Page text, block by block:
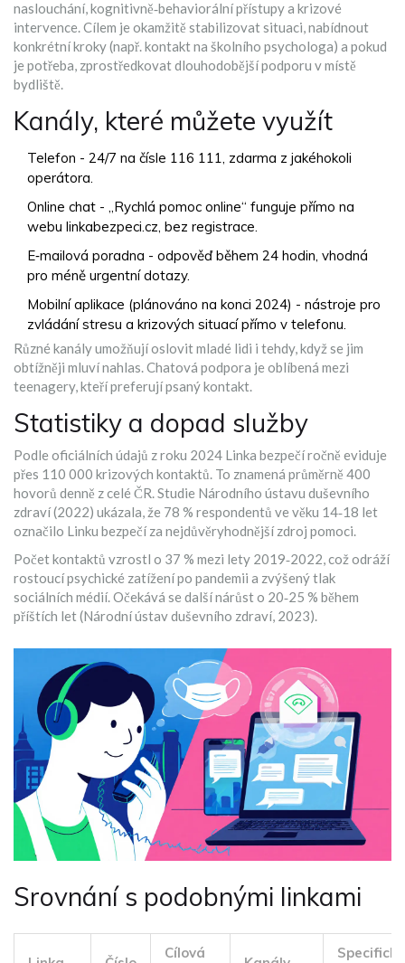
naslouchání, kognitivně‑behaviorální přístupy a krizové
intervence. Cílem je okamžitě stabilizovat situaci, nabídnout
konkrétní kroky (např. kontakt na školního psychologa) a pokud
je potřeba, zprostředkovat dlouhodobější podporu v místě
bydliště.
Kanály, které můžete využít
Telefon - 24/7 na čísle 116 111, zdarma z jakéhokoli
operátora.
Online chat - „Rychlá pomoc online“ funguje přímo na
webu linkabezpeci.cz, bez registrace.
E‑mailová poradna - odpověď během 24 hodin, vhodná
pro méně urgentní dotazy.
Mobilní aplikace (plánováno na konci 2024) - nástroje pro
zvládání stresu a krizových situací přímo v telefonu.
Různé kanály umožňují oslovit mladé lidi i tehdy, když se jim
obtížněji mluví nahlas. Chatová podpora je oblíbená mezi
teenagery, kteří preferují psaný kontakt.
Statistiky a dopad služby
Podle oficiálních údajů z roku 2024 Linka bezpečíročně eviduje
přes 110 000 krizových kontaktů. To znamená průměrně 400
hovorů denně z celé ČR. Studie Národního ústavu duševního
zdraví (2022) ukázala, že 78 % respondentů ve věku 14‑18 let
označilo Linku bezpečí za nejdůvěryhodnější zdroj pomoci.
Počet kontaktů vzrostl o 37 % mezi lety 2019‑2022, což odráží
rostoucí psychické zatížení po pandemii a zvýšený tlak
sociálních médií. Očekává se další nárůst o 20‑25 % během
příštích let (Národní ústav duševního zdraví, 2023).
Srovnání s podobnými linkami
Cílová
Specifické